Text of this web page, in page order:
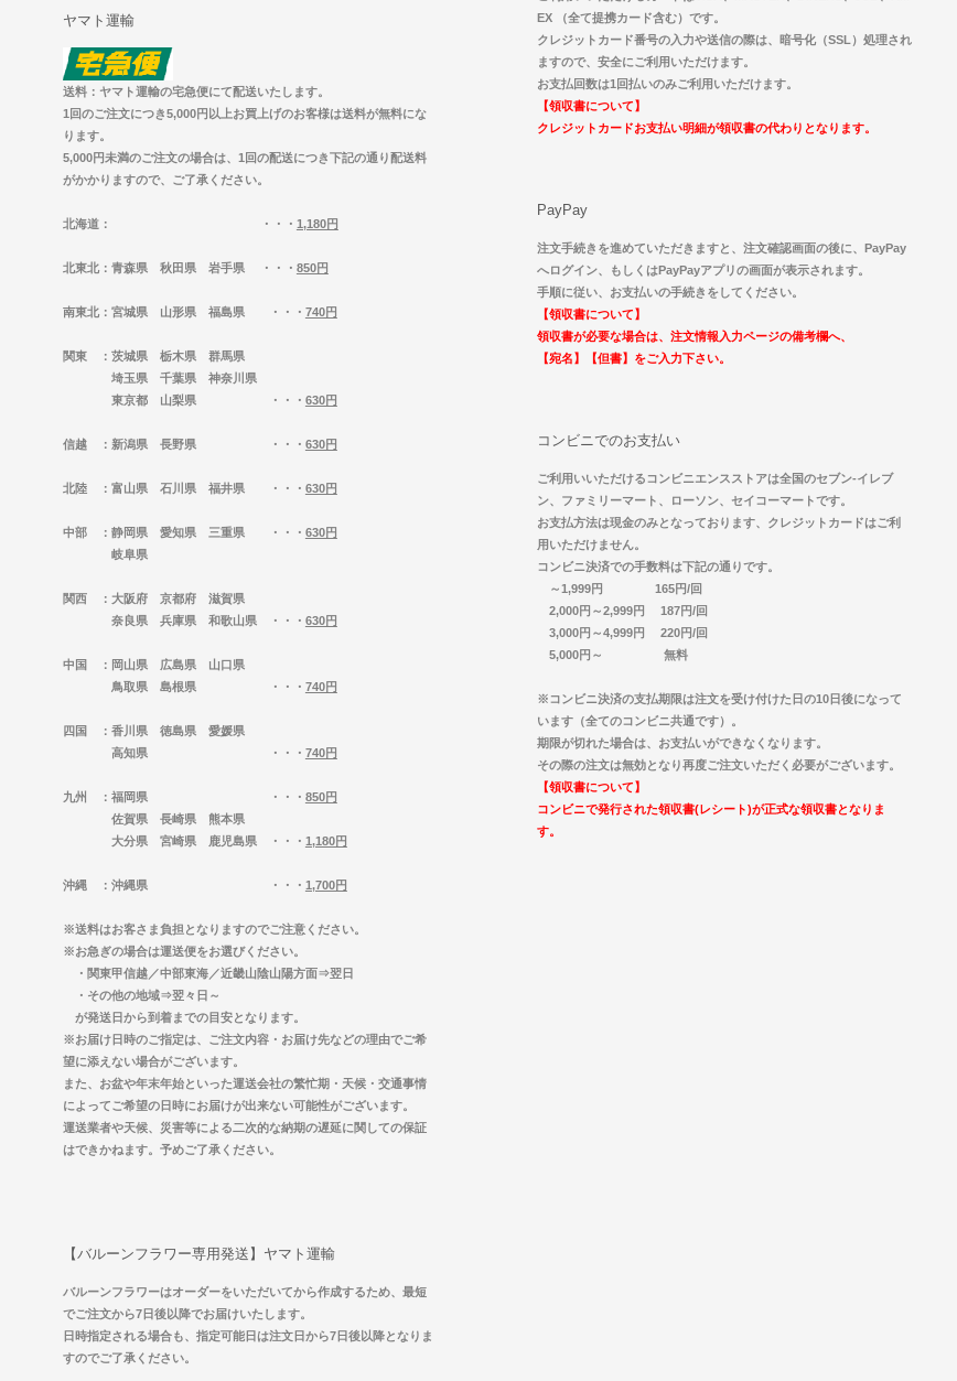
ヤマト運輸
送料：ヤマト運輸の宅急便にて配送いたします。
1回のご注文につき5,000円以上お買上げのお客様は送料が無料にな
ります。
5,000円未満のご注文の場合は、1回の配送につき下記の通り配送料
がかかりますので、ご了承ください。
北海道： ・・・ 1,180円
北東北：青森県 秋田県 岩手県 ・・・ 850円
南東北：宮城県 山形県 福島県 ・・・ 740円
関東：茨城県 栃木県 群馬県
埼玉県 千葉県 神奈川県
東京都 山梨県 ・・・ 630円
信越：新潟県 長野県 ・・・ 630円
北陸：富山県 石川県 福井県 ・・・ 630円
中部：静岡県 愛知県 三重県 ・・・ 630円
岐阜県
関西：大阪府 京都府 滋賀県
奈良県 兵庫県 和歌山県 ・・・ 630円
中国
：岡山県 広島県 山口県
鳥取県 島根県 ・・・ 740円
四国
：香川県 徳島県 愛媛県
高知県 ・・・ 740円
九州 ：福岡県 ・・・ 850円
佐賀県 長崎県 熊本県
大分県 宮崎県 鹿児島県 ・・・ 1,180円
沖縄：沖縄県 ・・・ 1,700円
※送料はお客さま負担となりますのでご注意ください。
※お急ぎの場合は運送便をお選びください。
・関東甲信越／中部東海／近畿山陰山陽方面⇒翌日
・その他の地域⇒翌々日～
が発送日から到着までの目安となります。
※お届け日時のご指定は、ご注文内容・お届け先などの理由でご希
望に添えない場合がございます。
また、お盆や年末年始といった運送会社の繁忙期・天候・交通事情
によってご希望の日時にお届けが出来ない可能性がございます。
運送業者や天候、災害等による二次的な納期の遅延に関しての保証
はできかねます。予めご了承ください。
【バルーンフラワー専用発送】ヤマト運輸
バルーンフラワーはオーダーをいただいてから作成するため、最短
でご注文から7日後以降でお届けいたします。
日時指定される場合も、指定可能日は注文日から7日後以降となりま
すのでご了承ください。
EX （全て提携カード含む）です。
クレジットカード番号の入力や送信の際は、暗号化（SSL）処理され
ますので、安全にご利用いただけます。
お支払回数は1回払いのみご利用いただけます。
【領収書について】
クレジットカードお支払い明細が領収書の代わりとなります。
PayPay
注文手続きを進めていただきますと、注文確認画面の後に、PayPay
へログイン、もしくはPayPayアプリの画面が表示されます。
手順に従い、お支払いの手続きをしてください。
【領収書について】
領収書が必要な場合は、注文情報入力ページの備考欄へ、
【宛名】【但書】をご入力下さい。
コンビニでのお支払い
ご利用いいただけるコンビニエンスストアは全国のセブン-イレブ
ン、ファミリーマート、ローソン、セイコーマートです。
お支払方法は現金のみとなっております、クレジットカードはご利
用いただけません。
コンビニ決済での手数料は下記の通りです。
～1,999円 165円/回
2,000円～2,999円 187円/回
3,000円～4,999円 220円/回
5,000円～ 無料
※コンビニ決済の支払期限は注文を受け付けた日の10日後になって
います（全てのコンビニ共通です）。
期限が切れた場合は、お支払いができなくなります。
その際の注文は無効となり再度ご注文いただく必要がございます。
【領収書について】
コンビニで発行された領収書(レシート)が正式な領収書となりま
す。